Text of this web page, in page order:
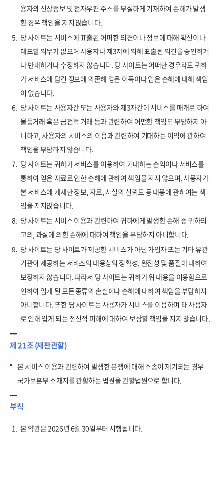
용자의 신상정보 및 전자우편 주소를 부실하게 기재하여 손해가 발생
한 경우 책임을 지지 않습니다.
5. 당 사이트는 서비스에 표출된 어떠한 의견이나 정보에 대해 확신이나
대표할 의무가 없으며 사용자나 제3자에 의해 표출된 의견을 승인하거
나 반대하거나 수정하지 않습니다. 당 사이트는 어떠한 경우라도 귀하
가 서비스에 담긴 정보에 의존해 얻은 이득이나 입은 손해에 대해 책임
이 없습니다.
6. 당 사이트는 사용자간 또는 사용자와 제3자간에 서비스를 매개로 하여
물품거래 혹은 금전적 거래 등과 관련하여 어떤한 책임도 부담하지 아
니하고, 사용자의 서비스의 이용과 관련하여 기대하는 이익에 관하여
책임을 부담하지 않습니다.
7. 당 사이트는 귀하가 서비스를 이용하여 기대하는 손익이나 서비스를
통하여 얻은 자료로 인한 손해에 관하여 책임을 지지 않으며, 사용자가
본 서비스에 게재한 정보, 자료, 사실의 신뢰도 등 내용에 관하여는 책
임을 지지않습니다.
8. 당 사이트는 서비스 이용과 관련하여 귀하에게 발생한 손해 중 귀하의
고의, 과실에 의한 손해에 대하여 책임을 부담하지 아니합니다.
9. 당 사이트는 당 사이트가 제공한 서비스가 아닌 가입자 또는 기타 유관
기관이 제공하는 서비스의 내용상의 정확성, 완전성 및 품질에 대하여
보장하지 않습니다. 따라서 당 사이트는 귀하가 위 내용을 이용함으로
인하여 입게 된 모든 종류의 손실이나 손해에 대하여 책임을 부담하지
아니합니다. 또한 당 사이트는 사용자가 서비스를 이용하며 타 사용자
로 인해 입게 되는 정신적 피해에 대하여 보상할 책임을 지지 않습니다.
제 21조 (재판관할)
본 서비스 이용과 관련하여 발생한 분쟁에 대해 소송이 제기되는 경우
국가보훈부 소재지를 관할하는 법원을 관할법원으로 합니다.
부칙
1. 본 약관은 2026년 6월 30일부터 시행됩니다.